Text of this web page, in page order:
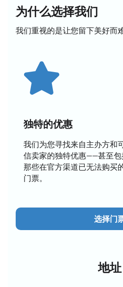
全俄赛事“联合会杯：冰舞、双
将候选选手）”是俄罗斯青少年
站。本次赛事得到了地方政府
晋级本次锦标赛六个阶段
行表演。国家青年队代表
四项奖项：男子单人滑
观众将有机会与未来世界花样
全俄比赛“联合会杯：
人、双人滑运动健将候
在线购买
运动健将候选人、双人滑运动
，并使用互动式场馆平面
请在预订时确认演出开始时间
为什么选择我们
我们重视的是让您留下美好而
独特的优惠
我们为您寻找来自主办方和
信卖家的独特优惠——甚至
那些在官方渠道已无法购买
门票。
选择门
地址